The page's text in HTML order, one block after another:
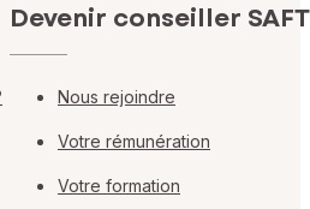
Devenir conseiller
Nous rejoindre
Votre rémunération
Votre formation